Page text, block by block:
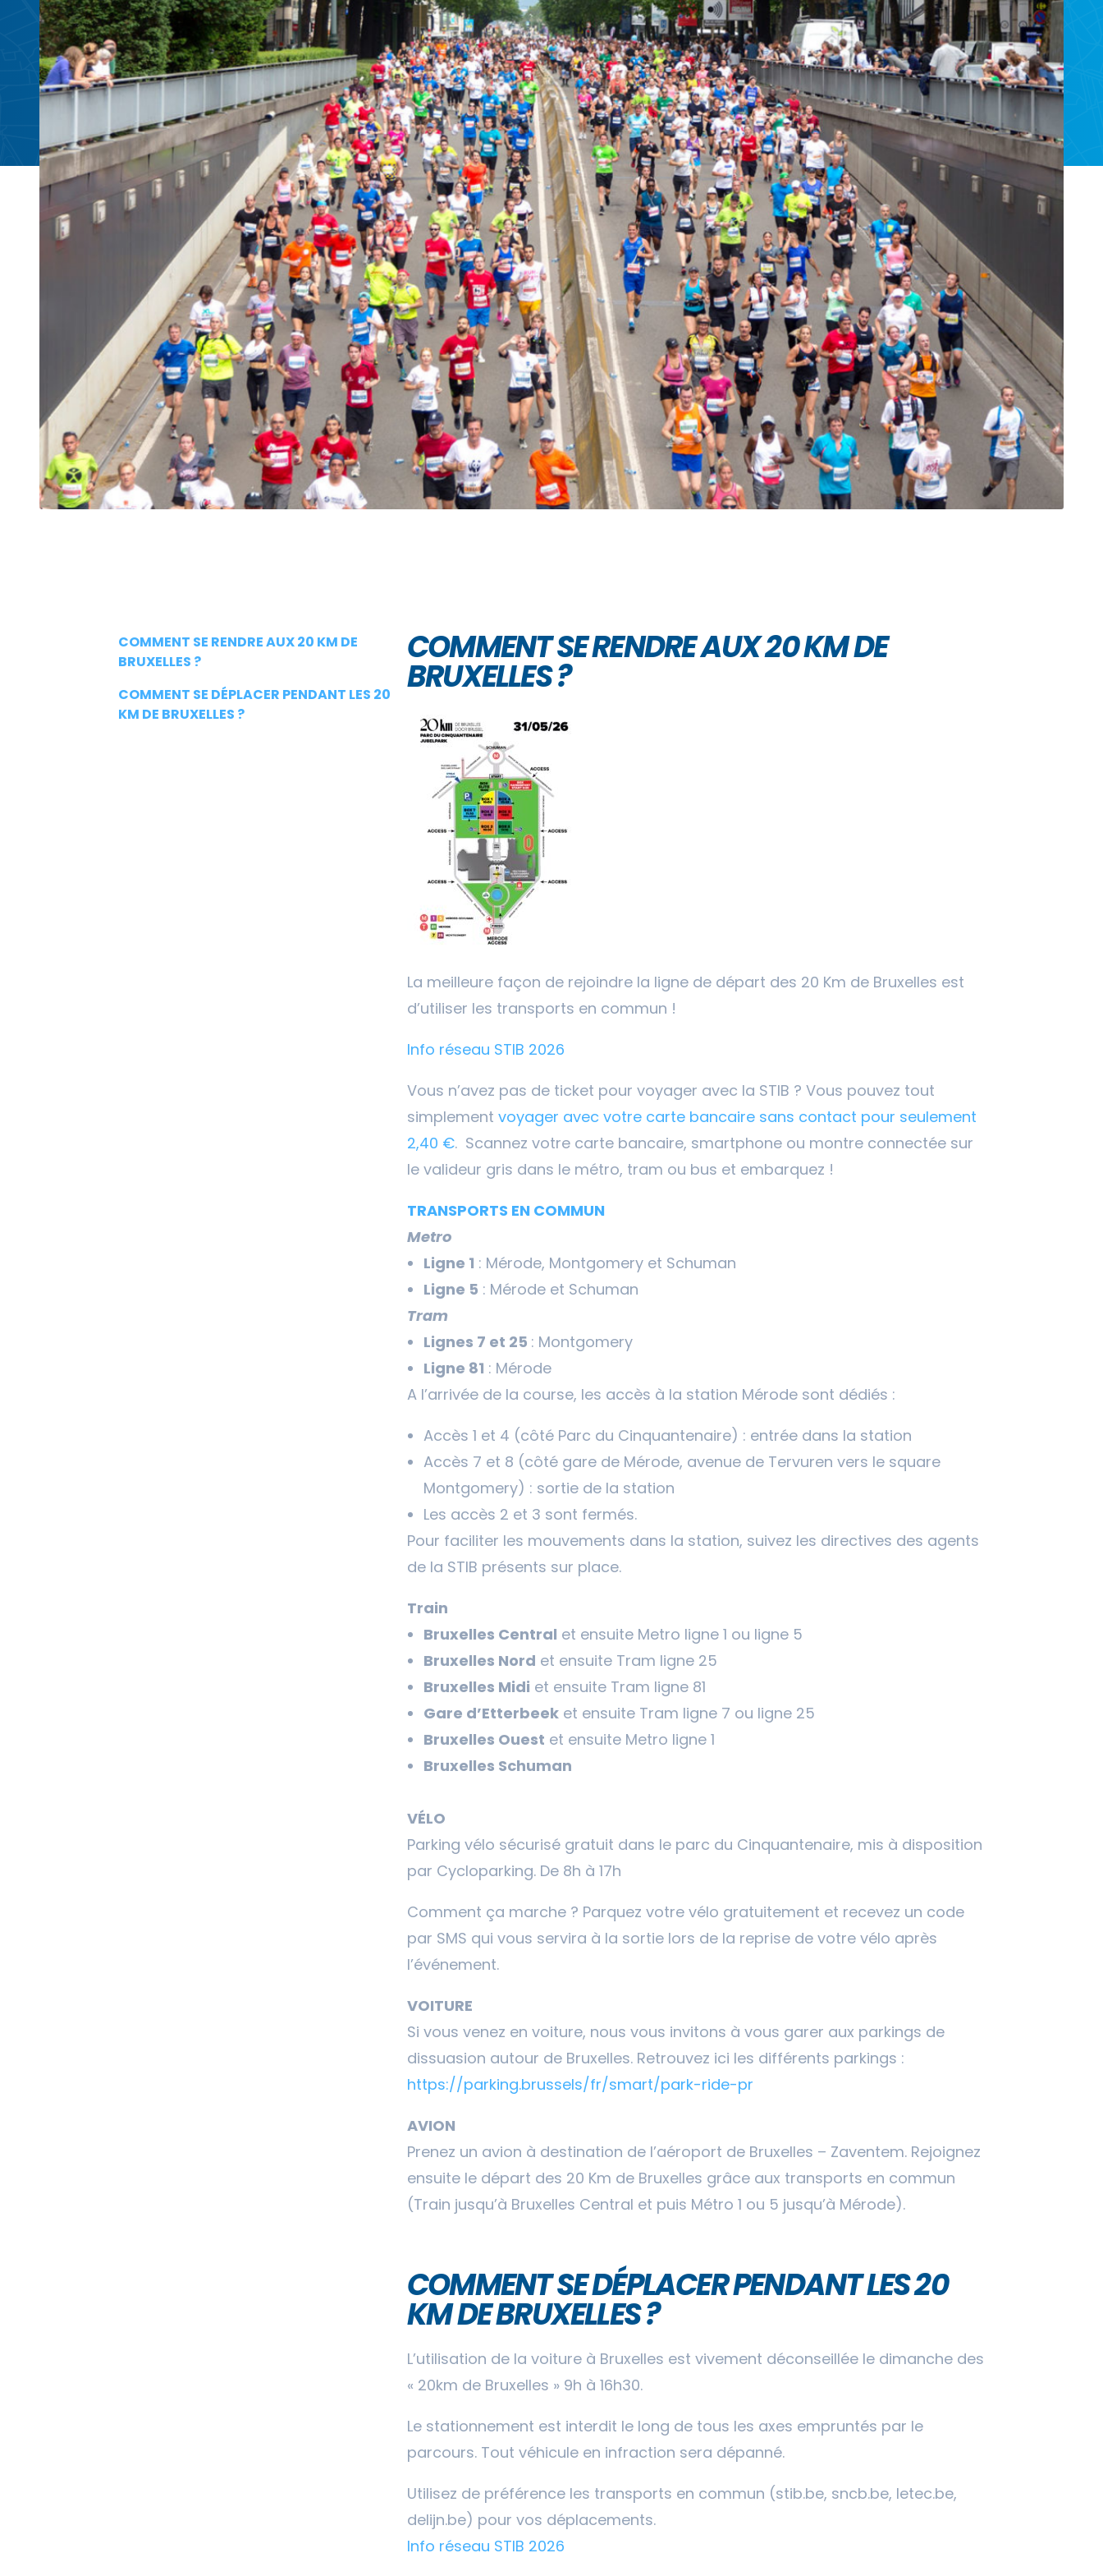
COMMENT SE RENDRE AUX 20 KM DE
BRUXELLES ?
COMMENT SE DÉPLACER PENDANT LES 20
KM DE BRUXELLES ?
COMMENT SE RENDRE AUX 20 KM DE
BRUXELLES ?
La meilleure façon de rejoindre la ligne de départ des 20 Km de Bruxelles est
d’utiliser les transports en commun !
Info réseau STIB 2026
Vous n’avez pas de ticket pour voyager avec la STIB ? Vous pouvez tout
simplement voyager avec votre carte bancaire sans contact pour seulement
2,40 €. Scannez votre carte bancaire, smartphone ou montre connectée sur
le valideur gris dans le métro, tram ou bus et embarquez !
TRANSPORTS EN COMMUN
Metro
Ligne 1 : Mérode, Montgomery et Schuman
Ligne 5 : Mérode et Schuman
Tram
Lignes 7 et 25 : Montgomery
Ligne 81 : Mérode
A l’arrivée de la course, les accès à la station Mérode sont dédiés :
Accès 1 et 4 (côté Parc du Cinquantenaire) : entrée dans la station
Accès 7 et 8 (côté gare de Mérode, avenue de Tervuren vers le square
Montgomery) : sortie de la station
Les accès 2 et 3 sont fermés.
Pour faciliter les mouvements dans la station, suivez les directives des agents
de la STIB présents sur place.
Train
Bruxelles Central et ensuite Metro ligne 1 ou ligne 5
Bruxelles Nord et ensuite Tram ligne 25
Bruxelles Midi et ensuite Tram ligne 81
Gare d’Etterbeek et ensuite Tram ligne 7 ou ligne 25
Bruxelles Ouest et ensuite Metro ligne 1
Bruxelles Schuman
VÉLO
Parking vélo sécurisé gratuit dans le parc du Cinquantenaire, mis à disposition
par Cycloparking. De 8h à 17h
Comment ça marche ? Parquez votre vélo gratuitement et recevez un code
par SMS qui vous servira à la sortie lors de la reprise de votre vélo après
l’événement.
VOITURE
Si vous venez en voiture, nous vous invitons à vous garer aux parkings de
dissuasion autour de Bruxelles. Retrouvez ici les différents parkings :
https://parking.brussels/fr/smart/park-ride-pr
AVION
Prenez un avion à destination de l’aéroport de Bruxelles – Zaventem. Rejoignez
ensuite le départ des 20 Km de Bruxelles grâce aux transports en commun
(Train jusqu’à Bruxelles Central et puis Métro 1 ou 5 jusqu’à Mérode).
COMMENT SE DÉPLACER PENDANT LES 20
KM DE BRUXELLES ?
L’utilisation de la voiture à Bruxelles est vivement déconseillée le dimanche des
« 20km de Bruxelles » 9h à 16h30.
Le stationnement est interdit le long de tous les axes empruntés par le
parcours. Tout véhicule en infraction sera dépanné.
Utilisez de préférence les transports en commun (stib.be, sncb.be, letec.be,
delijn.be) pour vos déplacements.
Info réseau STIB 2026